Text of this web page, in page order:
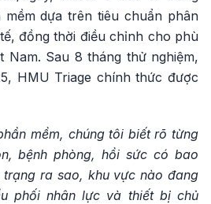
dựa trên tiêu chuẩn phân
đồng thời điều chỉnh cho phù
Nam. Sau 8 tháng thử nghiệm,
HMU Triage chính thức được
mềm, chúng tôi biết rõ từng
bệnh phòng, hồi sức có bao
trạng ra sao, khu vực nào đang
phối nhân lực và thiết bị chủ